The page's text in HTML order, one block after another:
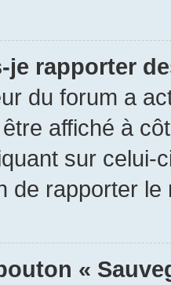
je rapporter
du forum a
affiché à
sur
de rapporter le
«